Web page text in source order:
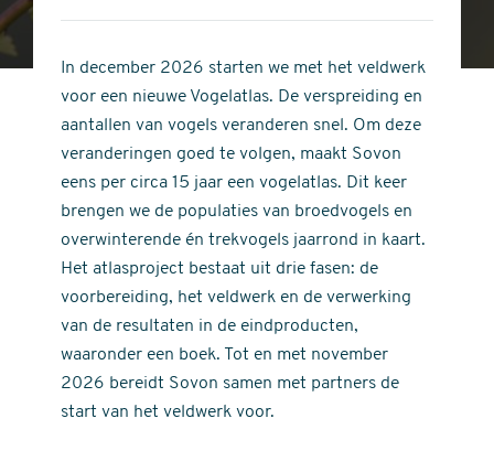
stars
of
stars
In december 2026 starten we met het veldwerk
voor een nieuwe Vogelatlas. De verspreiding en
aantallen van vogels veranderen snel. Om deze
veranderingen goed te volgen, maakt Sovon
eens per circa 15 jaar een vogelatlas. Dit keer
brengen we de populaties van broedvogels en
overwinterende én trekvogels jaarrond in kaart.
Het atlasproject bestaat uit drie fasen: de
voorbereiding, het veldwerk en de verwerking
van de resultaten in de eindproducten,
waaronder een boek. Tot en met november
2026 bereidt Sovon samen met partners de
start van het veldwerk voor.